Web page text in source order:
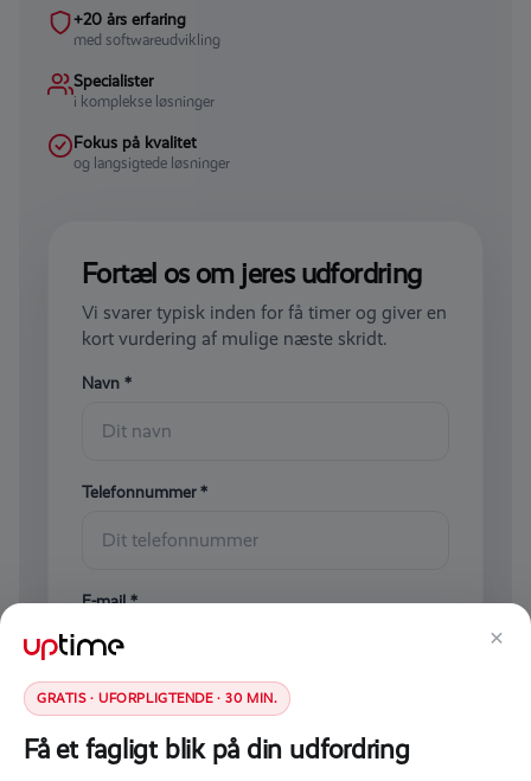
+20 års erfaring
med softwareudvikling
Specialister
i komplekse løsninger
Fokus på kvalitet
og langsigtede løsninger
Fortæl os om jeres udfordring
Vi svarer typisk inden for få timer og giver en
kort vurdering af mulige næste skridt.
Navn *
Telefonnummer *
E-mail *
Kort beskrivelse af udfordringen
×
GRATIS · UFORPLIGTENDE · 30 MIN.
Få et fagligt blik på din udfordring